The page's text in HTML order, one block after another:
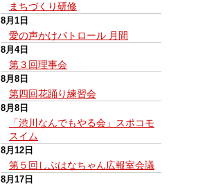
まちづくり研修
8月1日
愛の声かけパトロール 月間
8月4日
第３回理事会
8月8日
第四回花踊り練習会
8月8日
「渋川なんでもやる会」スポコモ
スイム
8月12日
第５回しぶはなちゃん広報室会議
8月17日